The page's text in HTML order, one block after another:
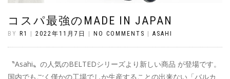
コスパ最強のMADE IN JAPAN
BY R1 2022年11月7日 NO COMMENTS ASAHI
〝Asahi〟の人気のBELTEDシリーズより新しい商品 が登場です。
国内でもごく僅かの工場でしか生産することの出来ない「バルカ